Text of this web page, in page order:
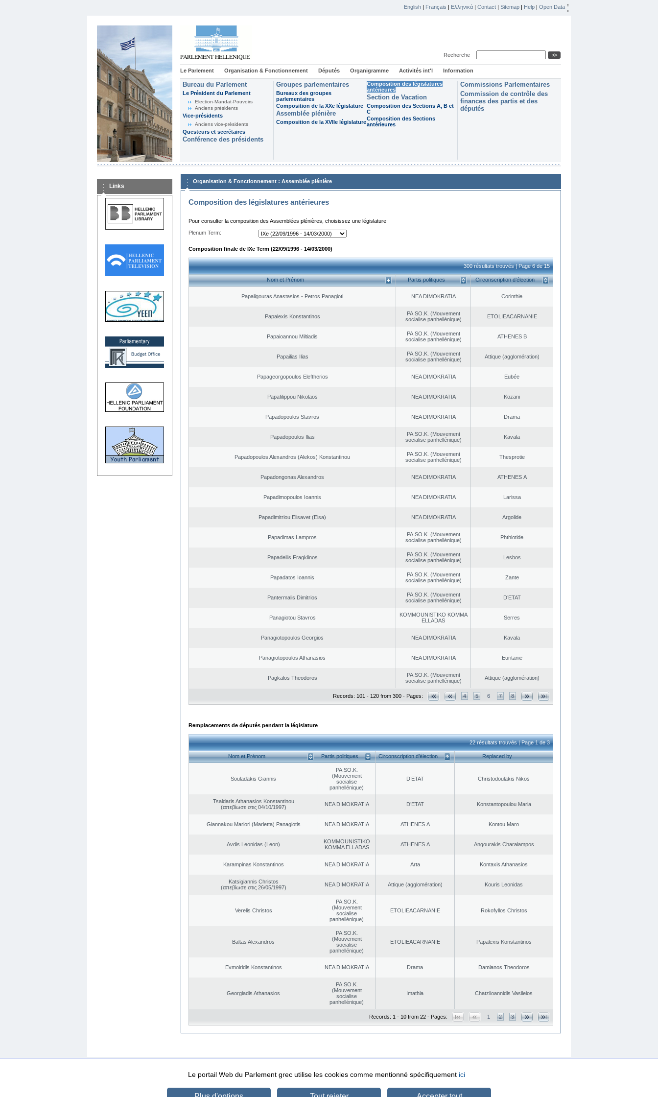
English | Français | Ελληνικά | Contact | Sitemap | Help | Open Data
Recherche
Le Parlement Organisation & Fonctionnement Députés Organigramme Activités int'l Information
Bureau du Parlement
Le Président du Parlement
Election-Mandat-Pouvoirs
Anciens présidents
Vice-présidents
Anciens vice-présidents
Questeurs et secrétaires
Conférence des présidents
Groupes parlementaires
Bureaux des groupes
parlementaires
Composition de la XXe législature
Assemblée plénière
Composition de la XVIIe législature
Composition des législatures
antérieures
Section de Vacation
Composition des Sections A, B et
C
Composition des Sections
antérieures
Commissions Parlementaires
Commission de contrôle des
finances des partis et des
députés
Links
Organisation & Fonctionnement : Assemblée plénière
Composition des législatures antérieures
Pour consulter la composition des Assemblées plénières, choisissez une législature
Plenum Term:
Composition finale de IXe Term (22/09/1996 - 14/03/2000)
300 résultats trouvés | Page 6 de 15
Nom et Prénom Partis politiques Circonscription d’élection
Papaligouras Anastasios - Petros Panagioti NEA DΙMOKRATIA Corinthie
Papalexis Konstantinos
PA.SO.K. (Mouvement
socialise panhellénique)
EΤOLIEACARNANIE
Papaioannou Miltiadis
PA.SO.K. (Mouvement
socialise panhellénique)
ATHENES Β
Papailias Ilias
PA.SO.K. (Mouvement
socialise panhellénique)
Αttique (agglomération)
Papageorgopoulos Eleftherios NEA DΙMOKRATIA Eubée
Papafilippou Nikolaos NEA DΙMOKRATIA Kozani
Papadopoulos Stavros NEA DΙMOKRATIA Drama
Papadopoulos Ilias
PA.SO.K. (Mouvement
socialise panhellénique)
Kavala
Papadopoulos Alexandros (Alekos) Konstantinou
PA.SO.K. (Mouvement
socialise panhellénique)
Thesprotie
Papadongonas Alexandros NEA DΙMOKRATIA ATHENES Α
Papadimopoulos Ioannis NEA DΙMOKRATIA Larissa
Papadimitriou Elisavet (Elsa) NEA DΙMOKRATIA Argolide
Papadimas Lampros
PA.SO.K. (Mouvement
socialise panhellénique)
Phthiotide
Papadellis Fragklinos
PA.SO.K. (Mouvement
socialise panhellénique)
Lesbos
Papadatos Ioannis
PA.SO.K. (Mouvement
socialise panhellénique)
Zante
Pantermalis Dimitrios
PA.SO.K. (Mouvement
socialise panhellénique)
D’ETAT
Panagiotou Stavros
KOMMOUNISTIKO KOMMA
ELLADAS
Serres
Panagiotopoulos Georgios NEA DΙMOKRATIA Kavala
Panagiotopoulos Athanasios NEA DΙMOKRATIA Euritanie
Pagkalos Theodoros
PA.SO.K. (Mouvement
socialise panhellénique)
Αttique (agglomération)
Records: 101 - 120 from 300 - Pages: 4 5 6 7 8
Remplacements de députés pendant la législature
22 résultats trouvés | Page 1 de 3
Nom et Prénom Partis politiques Circonscription d’élection Replaced by
Souladakis Giannis
PA.SO.K.
(Mouvement
socialise
panhellénique)
D’ETAT Christodoulakis Nikos
Tsaldaris Athanasios Konstantinou
(απεβίωσε στις 04/10/1997)
NEA DΙMOKRATIA D’ETAT Konstantopoulou Maria
Giannakou Mariori (Marietta) Panagiotis NEA DΙMOKRATIA ATHENES Α Kontou Maro
Avdis Leonidas (Leon)
KOMMOUNISTIKO
KOMMA ELLADAS
ATHENES Α Angourakis Charalampos
Karampinas Konstantinos NEA DΙMOKRATIA Arta Kontaxis Athanasios
Katsigiannis Christos
(απεβίωσε στις 26/05/1997)
NEA DΙMOKRATIA Αttique (agglomération) Kouris Leonidas
Verelis Christos
PA.SO.K.
(Mouvement
socialise
panhellénique)
EΤOLIEACARNANIE Rokofyllos Christos
Baltas Alexandros
PA.SO.K.
(Mouvement
socialise
panhellénique)
EΤOLIEACARNANIE Papalexis Konstantinos
Evmoiridis Konstantinos NEA DΙMOKRATIA Drama Damianos Theodoros
Georgiadis Athanasios
PA.SO.K.
(Mouvement
socialise
panhellénique)
Imathia Chatziioannidis Vasileios
Records: 1 - 10 from 22 - Pages: 1 2 3
Conditions d’utilisation Data Protection Security & Access
Le portail Web du Parlement grec utilise les cookies comme mentionné spécifiquement ici